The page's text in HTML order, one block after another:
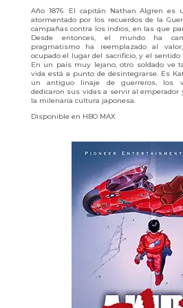
Año 1876. El capitán Nathan Algren es
atormentado por los recuerdos de la
campañas contra los indios, en las que
Desde entonces, el mundo ha
pragmatismo ha reemplazado al
ocupado el lugar del sacrificio, y el sentido
En un país muy lejano, otro soldado ve
vida está a punto de desintegrarse. Es
un antiguo linaje de guerreros, los
dedicaron sus vidas a servir al
la milenaria cultura japonesa.
Disponible en HBO MAX